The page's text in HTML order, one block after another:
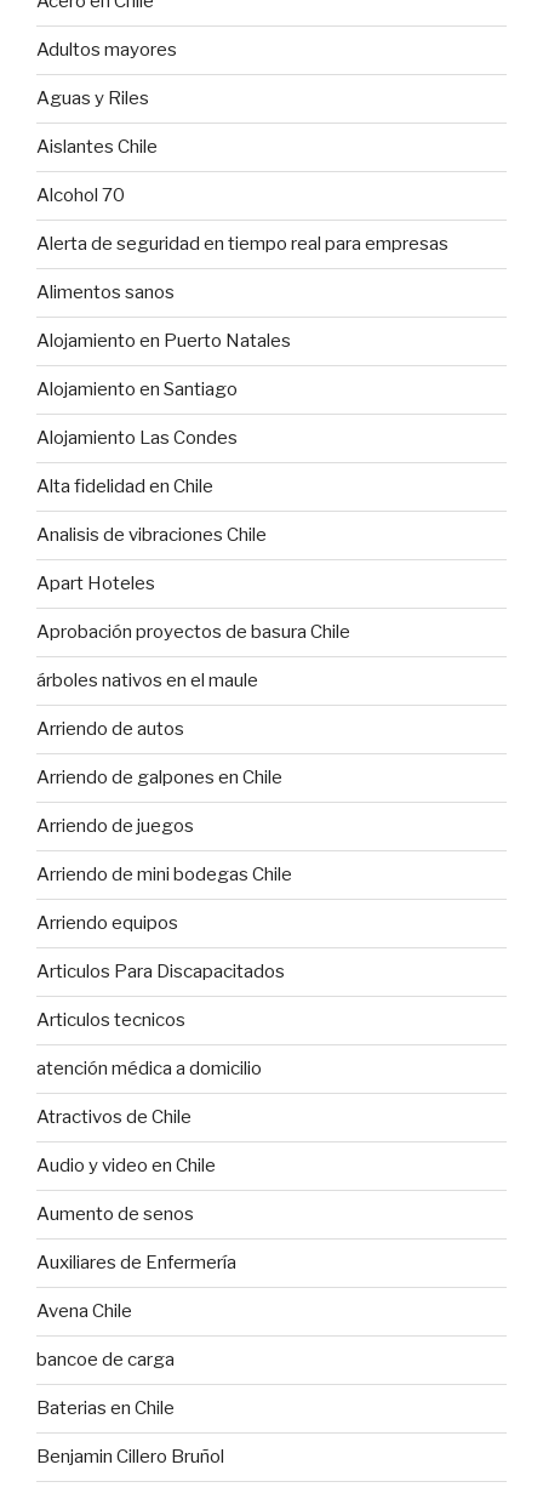
Adultos mayores
Aguas y Riles
Aislantes Chile
Alcohol 70
Alerta de seguridad en tiempo real para empresas
Alimentos sanos
Alojamiento en Puerto Natales
Alojamiento en Santiago
Alojamiento Las Condes
Alta fidelidad en Chile
Analisis de vibraciones Chile
Apart Hoteles
Aprobación proyectos de basura Chile
árboles nativos en el maule
Arriendo de autos
Arriendo de galpones en Chile
Arriendo de juegos
Arriendo de mini bodegas Chile
Arriendo equipos
Articulos Para Discapacitados
Articulos tecnicos
atención médica a domicilio
Atractivos de Chile
Audio y video en Chile
Aumento de senos
Auxiliares de Enfermería
Avena Chile
bancoe de carga
Baterias en Chile
Benjamin Cillero Bruñol